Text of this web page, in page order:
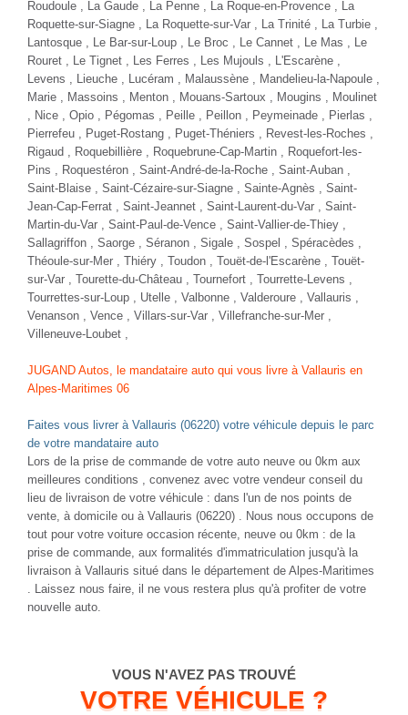
Roudoule , La Gaude , La Penne , La Roque-en-Provence ,
La
Roquette-sur-Siagne , La Roquette-sur-Var , La Trinité , La Turbie ,
Lantosque , Le Bar-sur-Loup , Le Broc ,
Le Cannet , Le Mas ,
Le
Rouret , Le Tignet , Les Ferres , Les Mujouls , L'Escarène ,
Levens , Lieuche , Lucéram , Malaussène , Mandelieu-la-Napoule
Marie , Massoins ,
Menton Mouans-Sartoux Mougins , Moulinet
, Nice , Opio ,
Pégomas , Peille , Peillon , Peymeinade , Pierlas ,
Pierrefeu , Puget-Rostang , Puget-Théniers , Revest-les-Roches ,
Rigaud , Roquebillière ,
Roquebrune-Cap-Martin
Roquefort-les-
Pins , Roquestéron , Saint-André-de-la-Roche , Saint-Auban ,
Saint-Blaise , Saint-Cézaire-sur-Siagne , Sainte-Agnès , Saint-
Jean-Cap-Ferrat , Saint-Jeannet Saint-Laurent-du-Var , Saint-
Martin-du-Var , Saint-Paul-de-Vence , Saint-Vallier-de-Thiey ,
Sallagriffon , Saorge , Séranon , Sigale , Sospel
, Spéracèdes ,
Théoule-sur-Mer , Thiéry , Toudon , Touët-de-l'Escarène , Touët-
sur-Var , Tourette-du-Château , Tournefort , Tourrette-Levens
Tourrettes-sur-Loup , Utelle , Valbonne , Valderoure , Vallauris
Venanson , Vence , Villars-sur-Var , Villefranche-sur-Mer
Villeneuve-Loubet
JUGAND Autos, le mandataire auto qui vous livre à Vallauris en
Alpes-Maritimes 06
Faites vous livrer à Vallauris (06220) votre véhicule depuis le parc
de votre mandataire auto
Lors de la prise de commande de votre auto neuve ou 0km aux
meilleures conditions , convenez avec votre vendeur conseil du
lieu de livraison de votre véhicule : dans l'un de nos points de
vente, à domicile ou à Vallauris (06220) . Nous nous occupons de
tout pour votre voiture occasion récente, neuve ou 0km : de la
prise de commande, aux formalités d'immatriculation jusqu'à la
livraison à Vallauris situé dans le département de Alpes-Maritimes
. Laissez nous faire, il ne vous restera plus qu'à profiter de votre
nouvelle auto.
VOUS N'AVEZ PAS TROUVÉ
VOTRE VÉHICULE ?